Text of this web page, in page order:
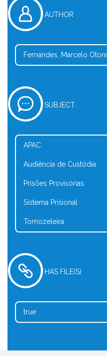
AUTHOR
Fernandes, Marcelo Otoni
SUBJECT
APAC
Audiência de Custódia
Prisões Provisórias
Sistema Prisional
Tornozeleira
HAS FILE(S)
true